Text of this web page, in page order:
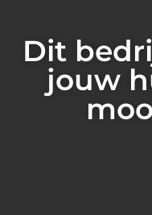
Dit
jouw